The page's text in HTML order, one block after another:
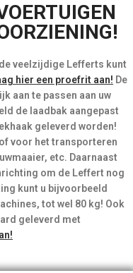
veelzijdige Lefferts kunt
hier een proefrit aan! De
aan te passen aan uw
de laadbak aangepast
geleverd worden!
voor het transporteren
etc. Daarnaast
om de Leffert nog
kunt u bijvoorbeeld
tot wel 80 kg! Ook
geleverd met